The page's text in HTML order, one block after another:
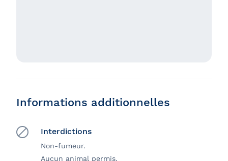
Informations additionnelles
Interdictions
Non-fumeur.
Aucun animal permis.